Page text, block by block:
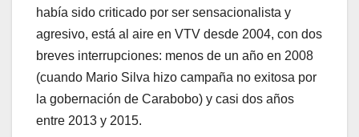
había sido criticado por ser sensacionalista y
agresivo, está al aire en VTV desde 2004, con dos
breves interrupciones: menos de un año en 2008
(cuando Mario Silva hizo campaña no exitosa por
la gobernación de Carabobo) y casi dos años
entre 2013 y 2015.